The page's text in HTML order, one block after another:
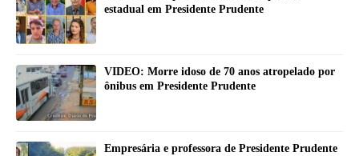
estadual em Presidente Prudente
VIDEO: Morre idoso de 70 anos atropelado por
ônibus em Presidente Prudente
Empresária e professora de Presidente Prudente